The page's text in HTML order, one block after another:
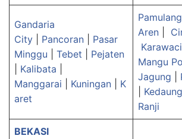
Gandaria
City
Pancoran
Pasar
Minggu
Tebet
Pejaten
Kalibata
Manggarai
Kuningan
K
aret
Pamulang
Aren
Karawaci
Mangu
Jagung
Kedaung
Ranji
BEKASI